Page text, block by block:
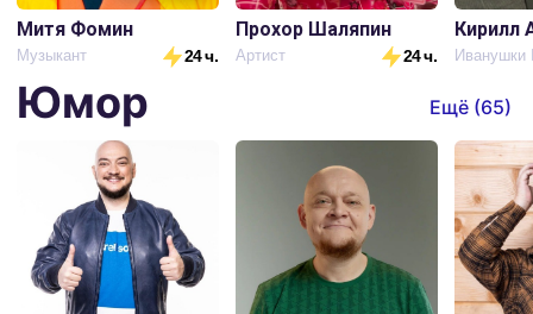
Митя Фомин
Музыкант 24 ч.
Прохор Шаляпин
Артист 24 ч.
Кирилл
Юмор Ещё (65)